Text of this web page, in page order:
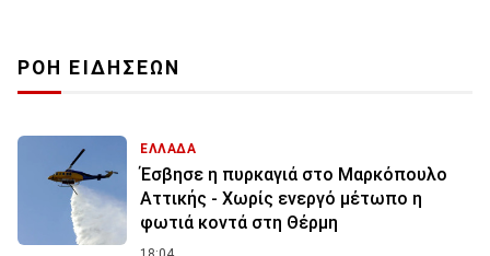
ΡΟΗ ΕΙΔΗΣΕΩΝ
ΕΛΛΑΔΑ
Έσβησε η πυρκαγιά στο Μαρκόπουλο
Αττικής - Χωρίς ενεργό μέτωπο η
φωτιά κοντά στη Θέρμη